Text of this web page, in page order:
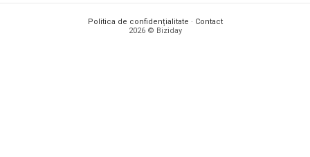
Politica de confidențialitate · Contact
2026 © Biziday